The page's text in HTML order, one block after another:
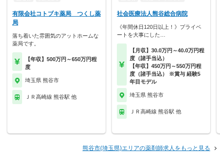
有限会社コトブキ薬局 つくし薬
局
落ち着いた雰囲気のアットホームな
薬局です。
【年収】500万円～650万円程
度
埼玉県 熊谷市
ＪＲ高崎線 熊谷駅 他
社会医療法人熊谷総合病院
《年間休日120日以上！》プライベ
ートを大事にした…
【月収】30.0万円～40.0万円程
度（諸手当込）
【年収】450万円～550万円程
度（諸手当込） ※賞与 経験5
年目モデル
埼玉県 熊谷市
ＪＲ高崎線 熊谷駅 他
熊谷市(埼玉県)エリアの薬剤師求人をもっと見る